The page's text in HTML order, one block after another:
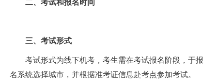
三、考试形式
考试形式为线下机考，考生需在考试报名阶段，于报
名系统选择城市，并根据准考证信息赴考点参加考试。